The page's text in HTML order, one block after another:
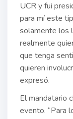
UCR y fui
para mí este
solamente los
realmente
que tenga
quieren
expresó.
El mandatario
evento. “Para